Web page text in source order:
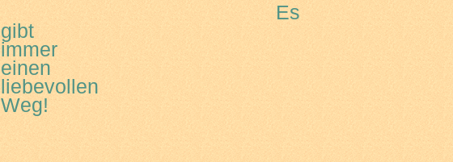
Es
gibt
immer
einen
liebevollen
Weg!